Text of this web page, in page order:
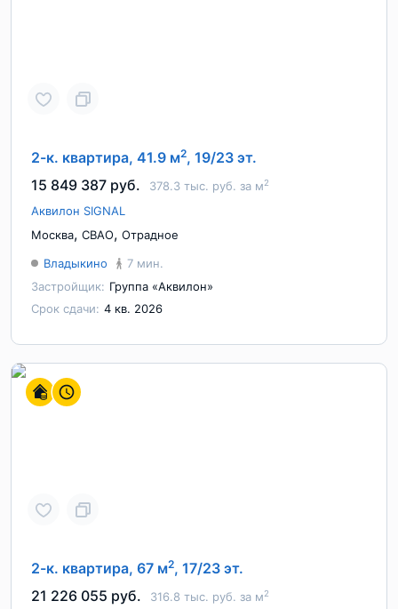
2-к. квартира, 41.9 м2, 19/23 эт.
15 849 387 руб.
378.3 тыс. руб. за м2
Аквилон SIGNAL
Москва, СВАО, Отрадное
Владыкино
7 мин.
Застройщик: Группа «Аквилон»
Срок сдачи: 4 кв. 2026
2-к. квартира, 67 м2, 17/23 эт.
21 226 055 руб.
316.8 тыс. руб. за м2